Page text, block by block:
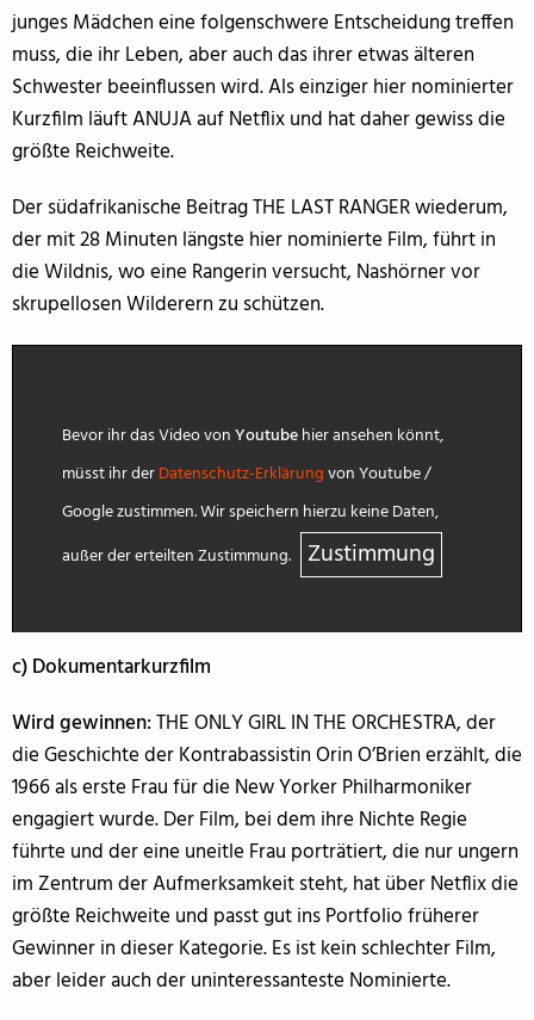
junges Mädchen eine folgenschwere Entscheidung treffen
muss, die ihr Leben, aber auch das ihrer etwas älteren
Schwester beeinflussen wird. Als einziger hier nominierter
Kurzfilm läuft ANUJA auf Netflix und hat daher gewiss die
größte Reichweite.
Der südafrikanische Beitrag THE LAST RANGER wiederum,
der mit 28 Minuten längste hier nominierte Film, führt in
die Wildnis, wo eine Rangerin versucht, Nashörner vor
skrupellosen Wilderern zu schützen.
Bevor ihr das Video vonYoutubehier ansehen könnt,
müsst ihr derDatenschutz-Erklärungvon Youtube /
Google zustimmen. Wir speichern hierzu keine Daten,
außer der erteilten Zustimmung.
Zustimmung
c) Dokumentarkurzfilm
Wird gewinnen:THE ONLY GIRL IN THE ORCHESTRA, der
die Geschichte der Kontrabassistin Orin O’Brien erzählt, die
1966 als erste Frau für die New Yorker Philharmoniker
engagiert wurde. Der Film, bei dem ihre Nichte Regie
führte und der eine uneitle Frau porträtiert, die nur ungern
im Zentrum der Aufmerksamkeit steht, hat über Netflix die
größte Reichweite und passt gut ins Portfolio früherer
Gewinner in dieser Kategorie. Es ist kein schlechter Film,
aber leider auch der uninteressanteste Nominierte.